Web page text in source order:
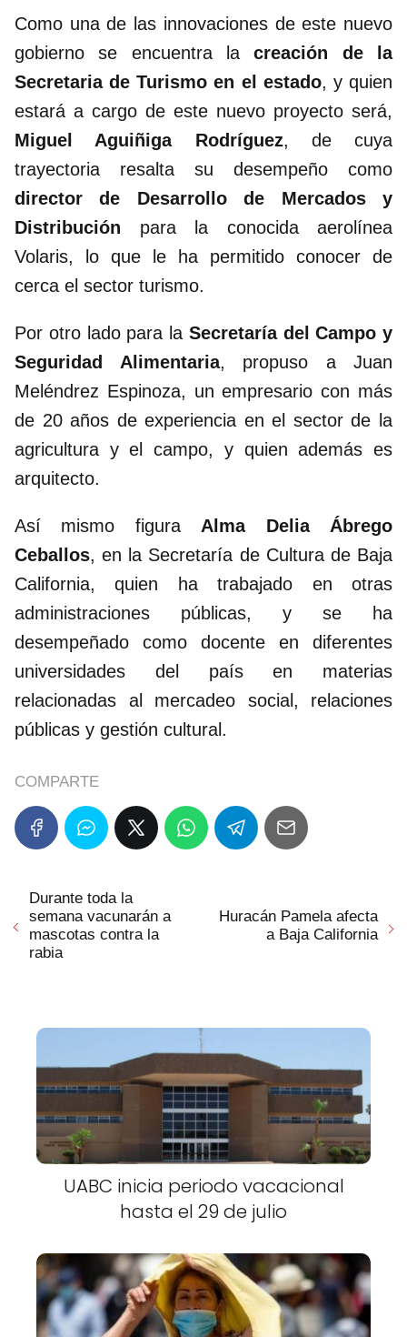
Como una de las innovaciones de este nuevo
gobierno se encuentra lacreación de la
Secretaria de Turismo en el estado, y quien
estará a cargo de este nuevo proyecto será,
Miguel Aguiñiga Rodríguez, de cuya
trayectoria resalta su desempeño como
director de Desarrollo de Mercados y
Distribución para la conocida aerolínea
Volaris, lo que le ha permitido conocer de
cerca el sector turismo.
Por otro lado para la Secretaría del Campo y
Seguridad Alimentaria, propuso a Juan
Meléndrez Espinoza, un empresario con más
de 20 años de experiencia en el sector de la
agricultura y el campo, y quien además es
arquitecto.
Así mismo figura Alma Delia Ábrego
Ceballos, en la Secretaría de Cultura de Baja
California, quien ha trabajado en otras
administraciones públicas, y se ha
desempeñado como docente en diferentes
universidades del país en materias
relacionadas al mercadeo social, relaciones
públicas y gestión cultural.
COMPARTE
Durante toda la
semana vacunarán a
mascotas contra la
rabia
Huracán Pamela afecta
a Baja California
UABC inicia periodo vacacional
hasta el 29 de julio